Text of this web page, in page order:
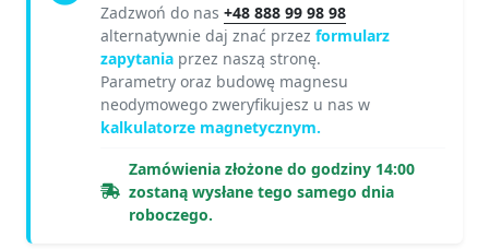
Zadzwoń do nas +48 888 99 98 98
alternatywnie daj znać przez formularz
zapytania przez naszą stronę.
Parametry oraz budowę magnesu
neodymowego zweryfikujesz u nas w
kalkulatorze magnetycznym.
Zamówienia złożone do godziny 14:00
zostaną wysłane tego samego dnia
roboczego.